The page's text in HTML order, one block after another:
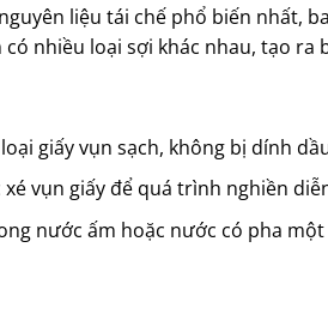
liệu tái chế phổ biến nhất,
nhiều loại sợi khác nhau, tạo ra
giấy vụn sạch, không bị dính
xé vụn giấy để quá trình nghiền
nước ấm hoặc nước có pha